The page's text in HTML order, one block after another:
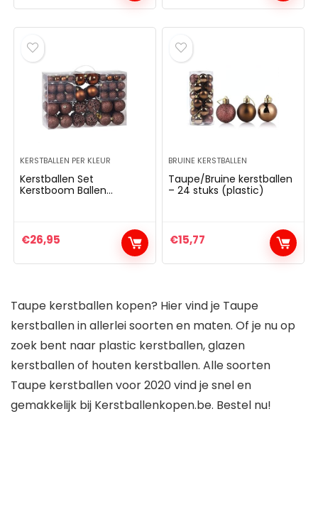
Boombal – 9 cm
mondgeblazen
– dames
grappig roze
€29,99
KERSTBALLEN PER KLEUR
Kerstballen Set
Kerstboom Ballen
Binnen Buiten Glanzend
Mat Incl. Hanger
€26,95
BRUINE KERSTBALLEN
Taupe/Bruine kerstballen
– 24 stuks (plastic)
€15,77
Taupe kerstballen kopen? Hier vind je Taupe
kerstballen in allerlei soorten en maten. Of je nu op
zoek bent naar plastic kerstballen, glazen
kerstballen of houten kerstballen. Alle soorten
Taupe kerstballen voor 2020 vind je snel en
gemakkelijk bij Kerstballenkopen.be. Bestel nu!